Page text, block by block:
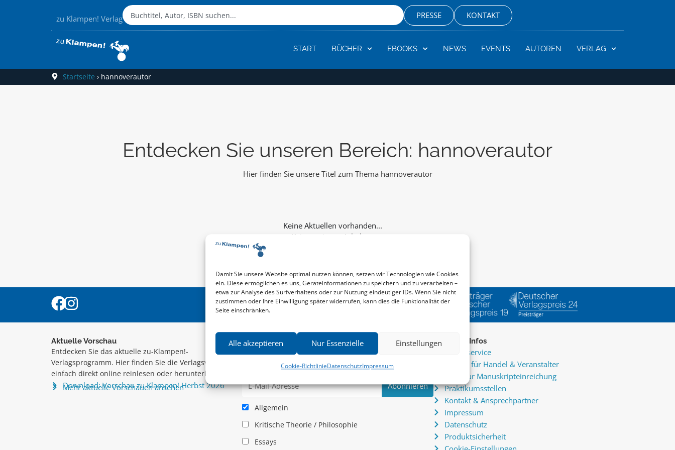
Damit Sie unsere Website optimal nutzen können, setzen wir Technologien wie Cookies
ein. Diese ermöglichen es uns, Geräteinformationen zu speichern und zu verarbeiten –
etwa zur Analyse des Surfverhaltens oder zur Nutzung eindeutiger IDs. Wenn Sie nicht
zustimmen oder Ihre Einwilligung später widerrufen, kann dies die Funktionalität der
Seite einschränken.
Alle akzeptieren Nur Essenzielle Einstellungen
Cookie-RichtlinieDatenschutzImpressum
zu Klampen! Verlag PRESSE KONTAKT
START BÜCHER EBOOKS NEWS EVENTS AUTOREN VERLAG
Startseite › hannoverautor
Entdecken Sie unseren Bereich: hannoverautor
Hier finden Sie unsere Titel zum Thema hannoverautor
Keine weiteren Inhalte...
Aktuelle Vorschau
Entdecken Sie das aktuelle zu-Klampen!-
Verlagsprogramm. Hier finden Sie die Verlagsvorschau –
einfach direkt online reinlesen oder herunterladen.
Download: Vorschau zu Klampen! Herbst 2026
Mehr aktuelle Vorschauen ansehen
Newsletter
News zu aktuellen Neuheiten und Nachrichten im zu
Klampen! Verlag – jederzeit wieder abbestellbar.
Allgemein
Kritische Theorie / Philosophie
Essays
Service & Infos
Presseservice
Service für Handel & Veranstalter
Infos zur Manuskripteinreichung
Praktikumsstellen
Kontakt & Ansprechpartner
Impressum
Datenschutz
Produktsicherheit